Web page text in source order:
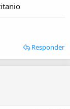
Responder